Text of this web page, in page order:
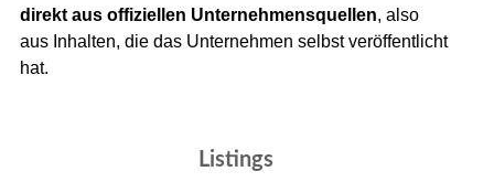
direkt aus offiziellen Unternehmensquellen, also
aus Inhalten, die das Unternehmen selbst veröffentlicht
hat.
Listings